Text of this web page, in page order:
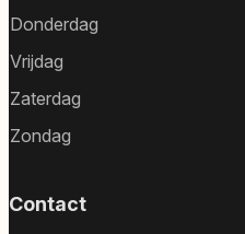
Donderdag
Vrijdag
Zaterdag
Zondag
Contact